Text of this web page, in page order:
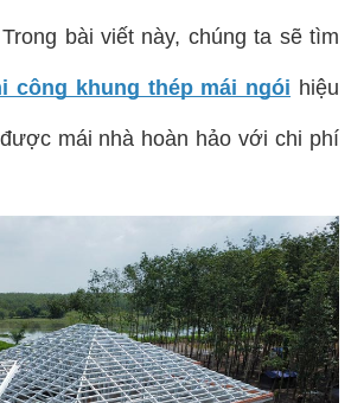
bài viết này, chúng ta sẽ tìm
công khung thép mái ngói hiệu
mái nhà hoàn hảo với chi phí